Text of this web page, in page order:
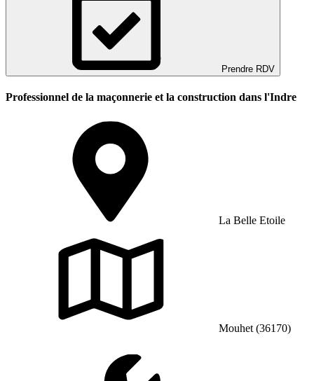
Prendre RDV
Professionnel de la maçonnerie et la construction dans l'Indre
La Belle Etoile
Mouhet (36170)